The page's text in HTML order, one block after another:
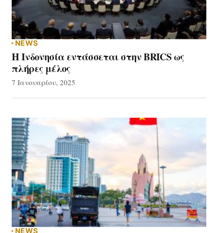
NEWS
Η Ινδονησία εντάσσεται στην BRICS ως
πλήρες μέλος
7 Ιανουαρίου, 2025
NEWS